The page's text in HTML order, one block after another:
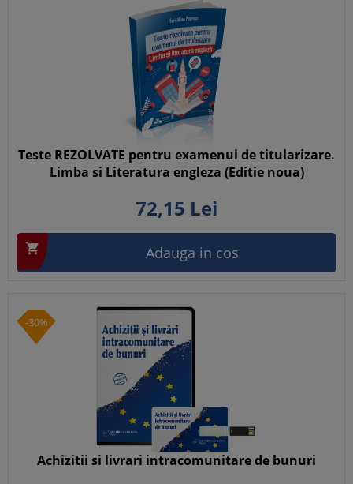
Teste REZOLVATE pentru examenul de titularizare.
Limba si Literatura engleza (Editie noua)
72,15 Lei
 Adauga in cos
-30%
Achizitii si livrari intracomunitare de bunuri